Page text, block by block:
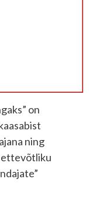
on
ning
ettevõtliku